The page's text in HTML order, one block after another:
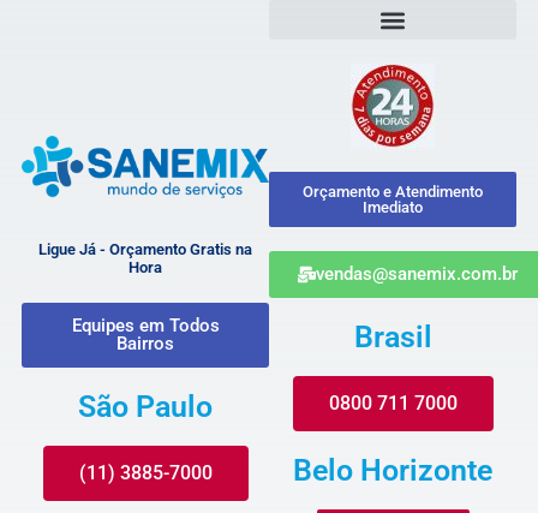
Ligue Já - Orçamento Gratis na
Hora
Equipes em Todos
Bairros
São Paulo
(11) 3885-7000
Orçamento e Atendimento
Imediato
vendas@sanemix.com.br
Brasil
0800 711 7000
Belo Horizonte